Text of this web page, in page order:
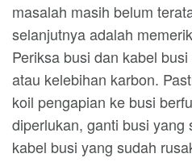
masalah masih belum
selanjutnya adalah
Periksa busi dan kabel
atau kelebihan karbon.
koil pengapian ke busi
diperlukan, ganti busi yang
kabel busi yang sudah